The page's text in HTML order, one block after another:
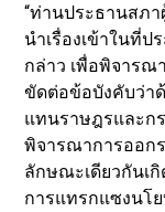
“ท่านประธานสภา
นำเรื่องเข้าในที่
กล่าว เพื่อพิจารณ
ขัดต่อข้อบังคับว่า
แทนราษฎรและก
พิจารณาการออก
ลักษณะเดียวกันเ
การแทรกแซงนโ